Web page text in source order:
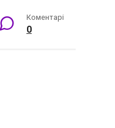
Коментарі
0